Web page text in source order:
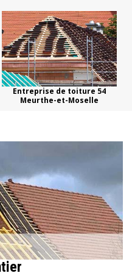
Entreprise de toiture 54
Meurthe-et-Moselle